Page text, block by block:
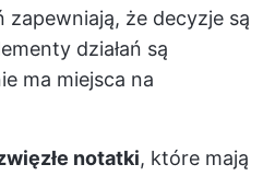
zapewniają, że decyzje są
działań są
ma miejsca na
notatki, które mają